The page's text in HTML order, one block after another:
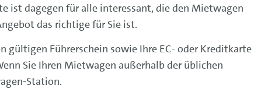
ist dagegen für alle interessant, die den Mietwagen
das richtige für Sie ist.
gültigen Führerschein sowie Ihre EC- oder Kreditkarte
Sie Ihren Mietwagen außerhalb der üblichen
Station.